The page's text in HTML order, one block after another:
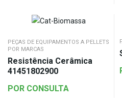
PEÇAS DE EQUIPAMENTOS A PELLETS
POR MARCAS
Resistência Cerâmica
41451802900
POR CONSULTA